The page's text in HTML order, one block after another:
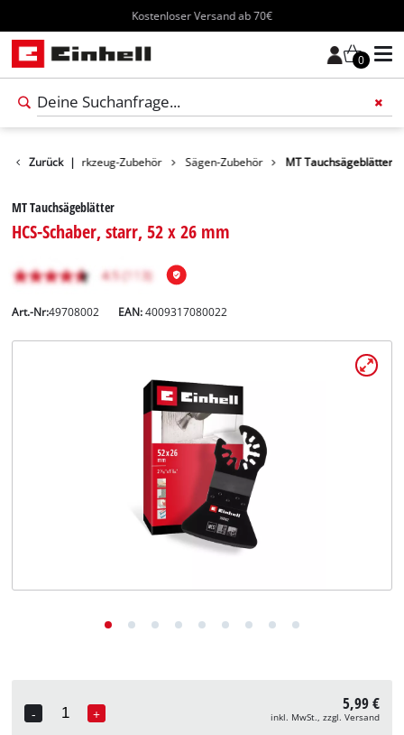
Kostenloser Versand ab 70€
0
Zurück |
Zubehör Werkzeug-Zubehör Sägen-Zubehör MT Tauchsägeblätter
MT Tauchsägeblätter
HCS-Schaber, starr, 52 x 26 mm
Art.-Nr:49708002 EAN:4009317080022
-
Quantity
+ 5,99 €
inkl. MwSt., zzgl. Versand